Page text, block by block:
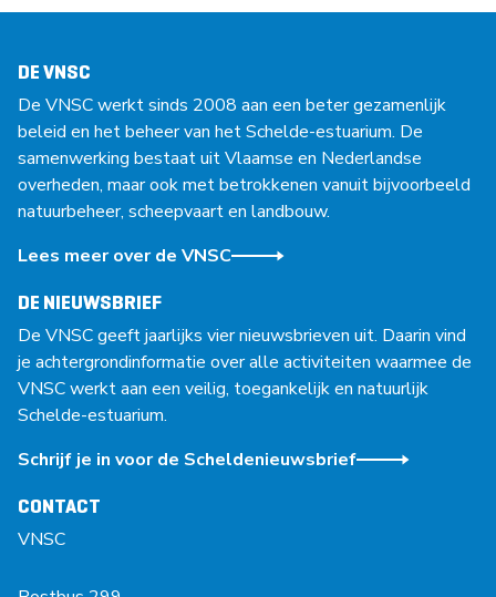
DE VNSC
De VNSC werkt sinds 2008 aan een beter gezamenlijk
beleid en het beheer van het Schelde-estuarium. De
samenwerking bestaat uit Vlaamse en Nederlandse
overheden, maar ook met betrokkenen vanuit bijvoorbeeld
natuurbeheer, scheepvaart en landbouw.
Lees meer over de VNSC
DE NIEUWSBRIEF
De VNSC geeft jaarlijks vier nieuwsbrieven uit. Daarin vind
je achtergrondinformatie over alle activiteiten waarmee de
VNSC werkt aan een veilig, toegankelijk en natuurlijk
Schelde-estuarium.
Schrijf je in voor de Scheldenieuwsbrief
CONTACT
VNSC